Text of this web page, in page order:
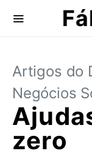
Artigos do
Negócios
zero